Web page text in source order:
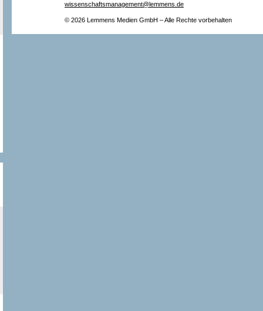
wissenschaftsmanagement@lemmens.de
© 2026 Lemmens Medien GmbH – Alle Rechte vorbehalten